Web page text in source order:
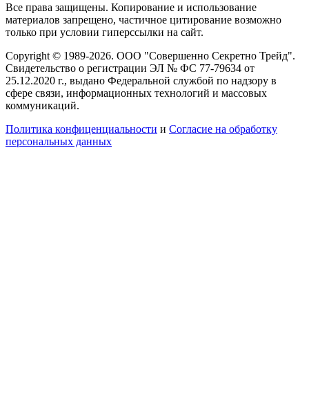
Все права защищены. Копирование и использование
материалов запрещено, частичное цитирование возможно
только при условии гиперссылки на сайт.
Copyright © 1989-2026. ООО "Совершенно Секретно Трейд".
Свидетельство о регистрации ЭЛ № ФС 77-79634 от
25.12.2020 г., выдано Федеральной службой по надзору в
сфере связи, информационных технологий и массовых
коммуникаций.
Политика конфиценциальности и Согласие на обработку
персональных данных